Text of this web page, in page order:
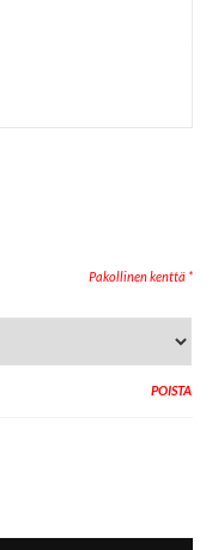
POISTA